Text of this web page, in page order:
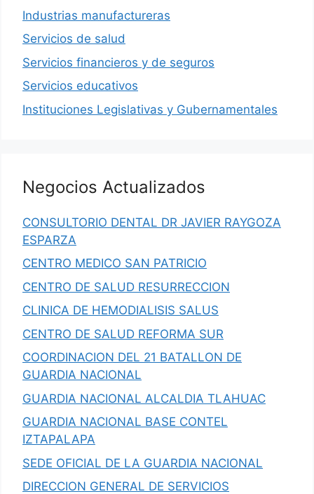
Industrias manufactureras
Servicios de salud
Servicios financieros y de seguros
Servicios educativos
Instituciones Legislativas y Gubernamentales
Negocios Actualizados
CONSULTORIO DENTAL DR JAVIER RAYGOZA
ESPARZA
CENTRO MEDICO SAN PATRICIO
CENTRO DE SALUD RESURRECCION
CLINICA DE HEMODIALISIS SALUS
CENTRO DE SALUD REFORMA SUR
COORDINACION DEL 21 BATALLON DE
GUARDIA NACIONAL
GUARDIA NACIONAL ALCALDIA TLAHUAC
GUARDIA NACIONAL BASE CONTEL
IZTAPALAPA
SEDE OFICIAL DE LA GUARDIA NACIONAL
DIRECCION GENERAL DE SERVICIOS